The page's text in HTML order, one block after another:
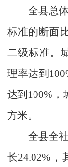
全县总
标准的断面
二级标准。
理率达到
达到 100%
方米。
全县全
长24.02%